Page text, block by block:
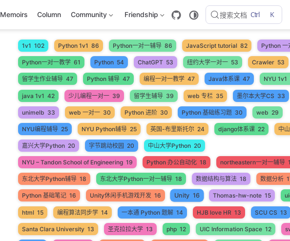
Memoirs Column Community Friendship 搜索文档 Ctrl K
1v1 102 Python 1v1 86 Python一对一辅导 86 JavaScript tutorial 82 Python 一
Python一对一教学 61 Python 54 ChatGPT 53 纽约大学一对一 53 Crawler 53
留学生作业辅导 47 Python 辅导 47 编程一对一教学 47 Java体系课 47 NYU 1v1
java 1v1 42 少儿编程一对一 39 留学生辅导 39 web 专栏 35 墨尔本大学CS 33
unimelb 33 web 一对一 30 Python 进阶 30 Python 基础练习题 30 web 29
NYU编程辅导 25 NYU Python辅导 25 英国-布里斯托尔 24 django体系课 22 中
嘉兴大学Python 20 字节跳动校园 20 中山大学Python 20
NYU – Tandon School of Engineering 19 Python 办公自动化 18 northeastern一对一辅导
东北大学Python辅导 18 东北大学Python一对一辅导 18 数据结构与算法 18 数据分析
Python 基础笔记 16 Unity休闲手机游戏开发 16 Unity 16 Thomas-hw-note 15
html 15 编程算法同步学 14 一本通 Python 题解 14 HJB love HR 13 SCU CS 13
Santa Clara University 13 圣克拉拉大学 13 php 12 UIC Information Space 12